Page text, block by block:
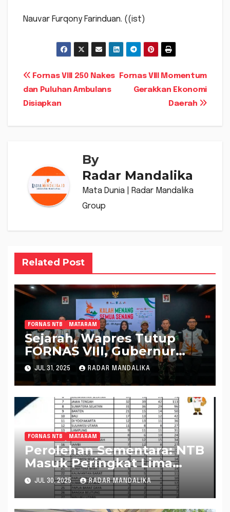
Nauvar Furqony Farinduan. ((ist)
Navigasi
pos
Fornas VIII Momentum
Gerakkan Ekonomi
Daerah
Fornas VIII 250 Nakes
dan Puluhan Ambulans
Disiapkan
By
Radar Mandalika
Mata Dunia | Radar Mandalika
Group
Related Post
FORNAS NTB MATARAM
Sejarah, Wapres Tutup
FORNAS VIII, Gubernur
Iqbal Ini Kebanggaan NTB
JUL 31, 2025 RADAR MANDALIKA
FORNAS NTB MATARAM
Perolehan Sementara: NTB
Masuk Peringkat Lima
Besar Hasil FORNAS VIII,
Pemprov NTB Targetkan
Melaju ke Tiga Besar
JUL 30, 2025 RADAR MANDALIKA